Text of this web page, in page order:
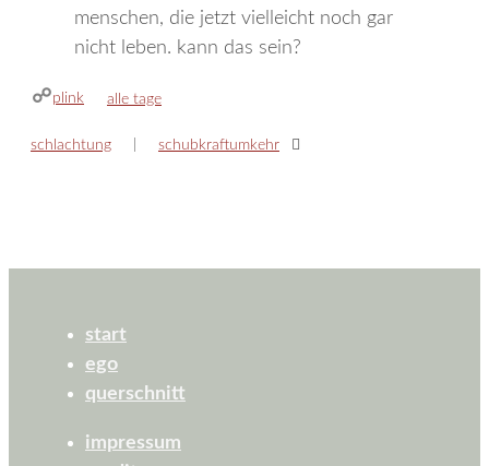
menschen, die jetzt vielleicht noch gar
nicht leben. kann das sein?
plink kategorien
alle tage
schlachtung schubkraftumkehr
start
ego
querschnitt
impressum